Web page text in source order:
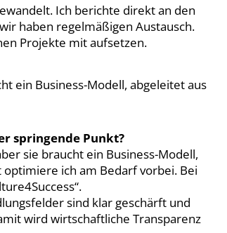
Ich berichte direkt an den
haben regelmäßigen Austausch.
Projekte mit aufsetzen.
ein Business-Modell, abgeleitet aus
springende Punkt?
sie braucht ein Business-Modell,
ich am Bedarf vorbei. Bei
sind klar geschärft und
wird wirtschaftliche Transparenz